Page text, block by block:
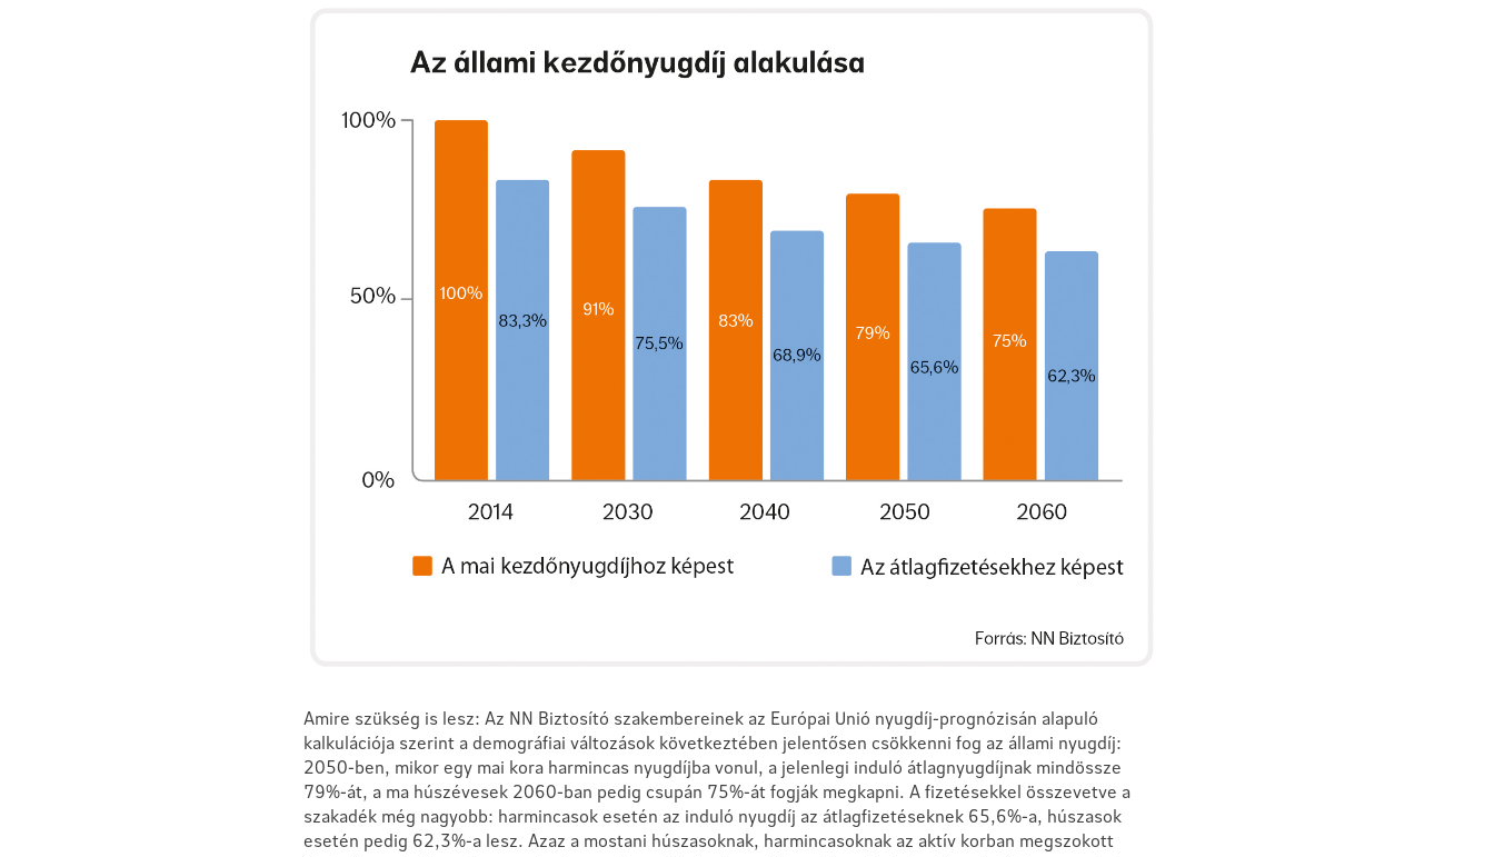
Amire szükség is lesz: Az NN Biztosító szakembereinek az Európai Unió nyugdíj-prognózisán alapuló
kalkulációja szerint a demográfiai változások következtében jelentősen csökkenni fog az állami nyugdíj:
2050-ben, mikor egy mai kora harmincas nyugdíjba vonul, a jelenlegi induló átlagnyugdíjnak mindössze
79%-át, a ma húszévesek 2060-ban pedig csupán 75%-át fogják megkapni. A fizetésekkel összevetve a
szakadék még nagyobb: harmincasok esetén az induló nyugdíj az átlagfizetéseknek 65,6%-a, húszasok
esetén pedig 62,3%-a lesz. Azaz a mostani húszasoknak, harmincasoknak az aktív korban megszokott